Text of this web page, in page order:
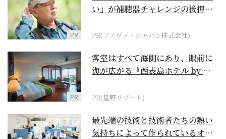
PR
い」が補聴器チャレンジの後押し
PR(ソノヴァ・ジャパン株式会社)
PR
客室はすべて海側にあり、眼前に
海が広がる『西表島ホテル by 星
PR(星野リゾート)
最先端の技術と技術者たちの熱い
気持ちによって作られているオー